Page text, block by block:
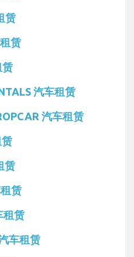
赁
赁
赁
汽车租赁
汽车租赁
赁
赁
租赁
车租赁